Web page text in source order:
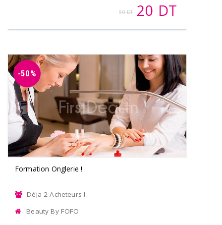
20 DT
80 DT
-50%
Formation Onglerie !
Déja 2 Acheteurs !
Beauty By FOFO